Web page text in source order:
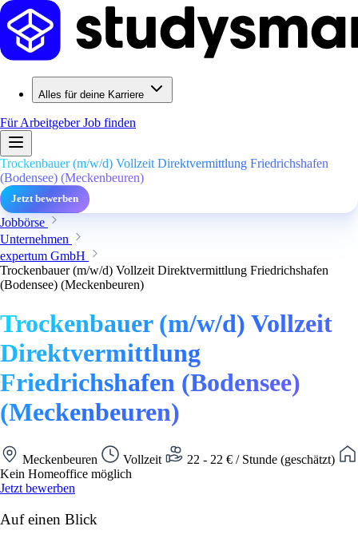
Alles für deine Karriere
Für ArbeitgeberJob finden
Trockenbauer (m/w/d) Vollzeit Direktvermittlung Friedrichshafen
(Bodensee) (Meckenbeuren)
Jetzt bewerben
Jobbörse
Unternehmen
expertum GmbH
Trockenbauer (m/w/d) Vollzeit Direktvermittlung Friedrichshafen
(Bodensee) (Meckenbeuren)
Trockenbauer (m/w/d) Vollzeit
Direktvermittlung
Friedrichshafen (Bodensee)
(Meckenbeuren)
Meckenbeuren Vollzeit
22 - 22 € / Stunde (geschätzt)
Kein Homeoffice möglich
Jetzt bewerben
Auf einen Blick